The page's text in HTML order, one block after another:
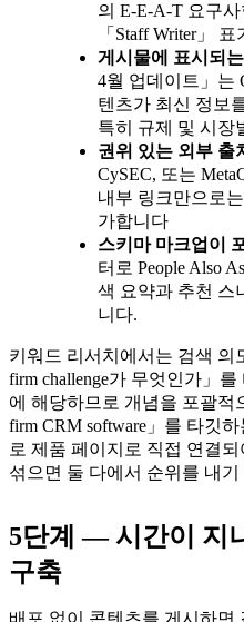
의 E-E-A-T 요구
「Staff Writer」
게시물에 표시되
4월 업데이트」는
텐츠가 최신 정보
특히 규제 및 시장
권위 있는 외부 출
CySEC, 또는
내부 링크만으로
가합니다
스키마 마크업이
터로 People Also
색 요약과 추천 스
니다.
키워드 리서치에서는 검색 의
firm challenge가 무엇인가」
에 해당하므로 개념을 포괄적
firm CRM software」를 타깃
로 제품 페이지로 직접 연결
섞으면 둘 다에서 순위를 내
5단계 — 시간이 지
구축